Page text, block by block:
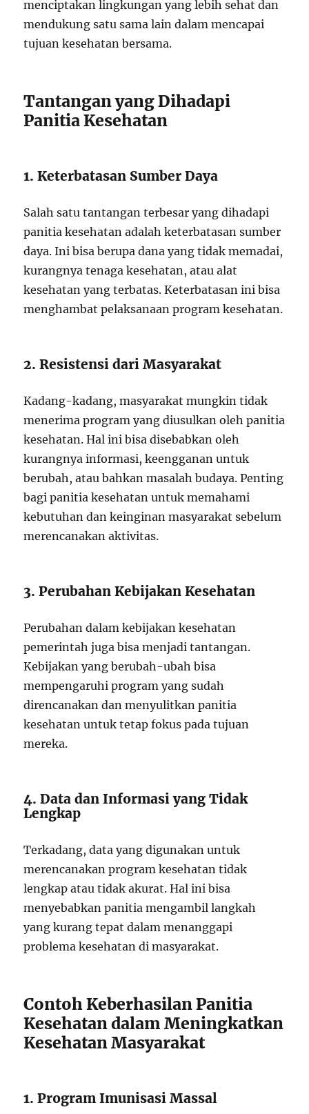
menciptakan lingkungan yang lebih sehat dan
mendukung satu sama lain dalam mencapai
tujuan kesehatan bersama.
Tantangan yang Dihadapi
Panitia Kesehatan
1. Keterbatasan Sumber Daya
Salah satu tantangan terbesar yang dihadapi
panitia kesehatan adalah keterbatasan sumber
daya. Ini bisa berupa dana yang tidak memadai,
kurangnya tenaga kesehatan, atau alat
kesehatan yang terbatas. Keterbatasan ini bisa
menghambat pelaksanaan program kesehatan.
2. Resistensi dari Masyarakat
Kadang-kadang, masyarakat mungkin tidak
menerima program yang diusulkan oleh panitia
kesehatan. Hal ini bisa disebabkan oleh
kurangnya informasi, keengganan untuk
berubah, atau bahkan masalah budaya. Penting
bagi panitia kesehatan untuk memahami
kebutuhan dan keinginan masyarakat sebelum
merencanakan aktivitas.
3. Perubahan Kebijakan Kesehatan
Perubahan dalam kebijakan kesehatan
pemerintah juga bisa menjadi tantangan.
Kebijakan yang berubah-ubah bisa
mempengaruhi program yang sudah
direncanakan dan menyulitkan panitia
kesehatan untuk tetap fokus pada tujuan
mereka.
4. Data dan Informasi yang Tidak
Lengkap
Terkadang, data yang digunakan untuk
merencanakan program kesehatan tidak
lengkap atau tidak akurat. Hal ini bisa
menyebabkan panitia mengambil langkah
yang kurang tepat dalam menanggapi
problema kesehatan di masyarakat.
Contoh Keberhasilan Panitia
Kesehatan dalam Meningkatkan
Kesehatan Masyarakat
1. Program Imunisasi Massal